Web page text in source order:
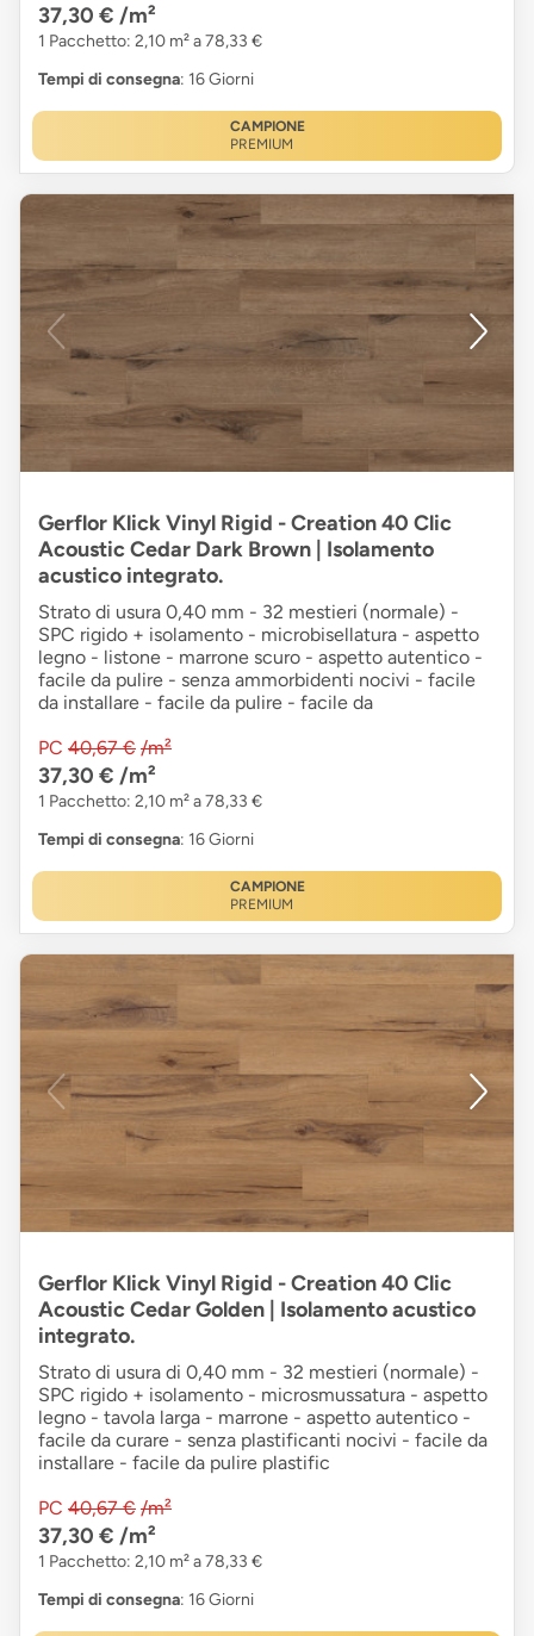
37,30 € /m²
1 Pacchetto: 2,10 m² a 78,33 €
Tempi di consegna: 16 Giorni
CAMPIONE
PREMIUM
Gerflor Klick Vinyl Rigid - Creation 40 Clic
Acoustic Cedar Dark Brown | Isolamento
acustico integrato.
Strato di usura 0,40 mm - 32 mestieri (normale) -
SPC rigido + isolamento - microbisellatura - aspetto
legno - listone - marrone scuro - aspetto autentico -
facile da pulire - senza ammorbidenti nocivi - facile
da installare - facile da pulire - facile da
PC 40,67 € /m²
37,30 € /m²
1 Pacchetto: 2,10 m² a 78,33 €
Tempi di consegna: 16 Giorni
CAMPIONE
PREMIUM
Gerflor Klick Vinyl Rigid - Creation 40 Clic
Acoustic Cedar Golden | Isolamento acustico
integrato.
Strato di usura di 0,40 mm - 32 mestieri (normale) -
SPC rigido + isolamento - microsmussatura - aspetto
legno - tavola larga - marrone - aspetto autentico -
facile da curare - senza plastificanti nocivi - facile da
installare - facile da pulire plastific
PC 40,67 € /m²
37,30 € /m²
1 Pacchetto: 2,10 m² a 78,33 €
Tempi di consegna: 16 Giorni